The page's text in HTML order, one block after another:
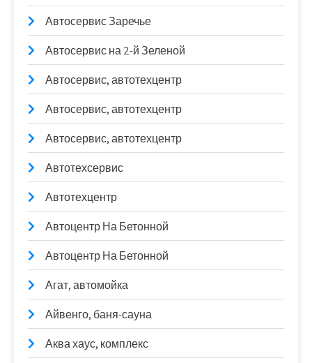
Автосервис Заречье
Автосервис на 2-й Зеленой
Автосервис, автотехцентр
Автосервис, автотехцентр
Автосервис, автотехцентр
Автотехсервис
Автотехцентр
Автоцентр На Бетонной
Автоцентр На Бетонной
Агат, автомойка
Айвенго, баня-сауна
Аква хаус, комплекс